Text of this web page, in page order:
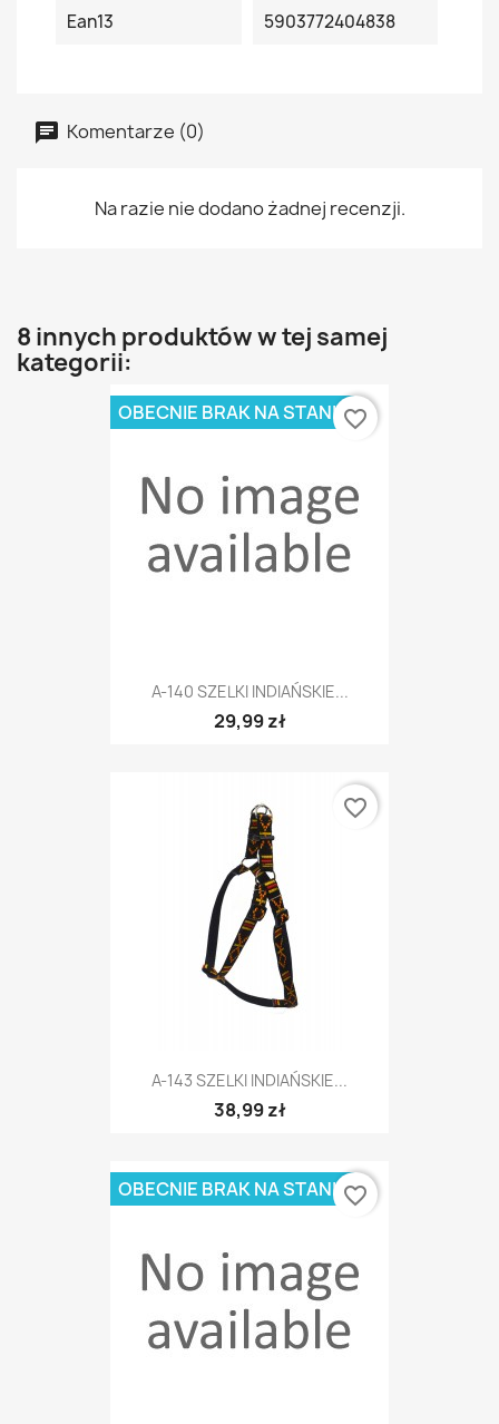
Ean13
5903772404838
Komentarze (0)
Na razie nie dodano żadnej recenzji.
8 innych produktów w tej samej
kategorii:
A-140 SZELKI INDIAŃSKIE...
29,99 zł
OBECNIE BRAK NA STANIEfavorite_border
A-143 SZELKI INDIAŃSKIE...
38,99 zł
favorite_border
OBECNIE BRAK NA STANIEfavorite_border